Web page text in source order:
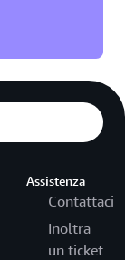
Assistenza
Contattaci
Inoltra
un ticket